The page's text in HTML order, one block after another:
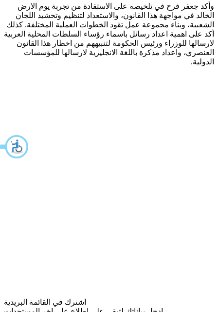
وأكد جعفر فرح في تلخيصه على الاستفادة من تجربة يوم الارض
الخالد في مواجهة هذا القانون، والاستعداد لتنظيم وتحشيد اللجان
الشعبية، وبناء مجموعة عمل تقود الخطوات العملية المختلفة. كذلك
أكد على اهمية اعداد رسائل باسماء رؤساء السلطات المحلية العربية
لارسالها للوزراء ورئيس الحكومة لتنبيههم من اخطار هذا القانون
العنصري، واعداد مذكرة باللغة الانجليزية لارسالها للمؤسسات
الدولية.
اشترك في القائمة البريدية